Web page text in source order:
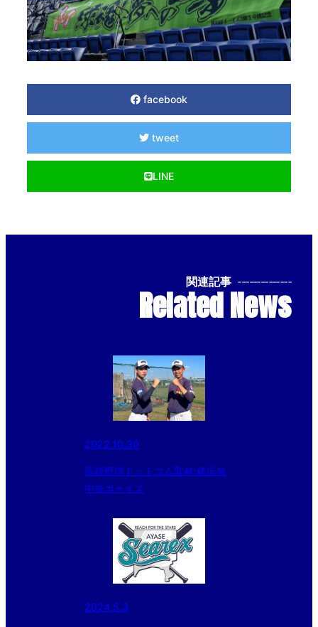
facebook
tweet
LINE
関連記事 --------------
Related News
2022.10.30
高校野球ドットコム取材:横浜泉
中央ボーイズ
2024.5.3